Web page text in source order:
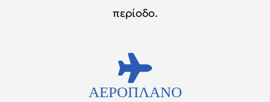
περίοδο.
ΑΕΡΟΠΛΑΝΟ